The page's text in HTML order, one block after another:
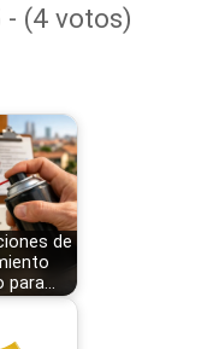
(4 votos)
de
para…